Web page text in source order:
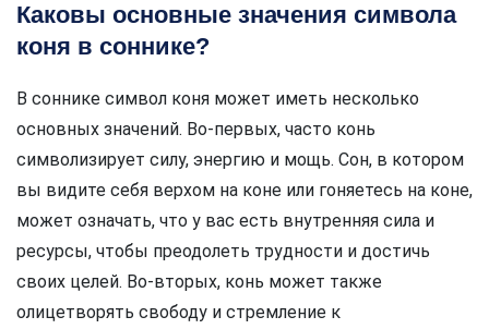
Каковы основные значения символа
коня в соннике?
В соннике символ коня может иметь несколько
основных значений. Во-первых, часто конь
символизирует силу, энергию и мощь. Сон, в котором
вы видите себя верхом на коне или гоняетесь на коне,
может означать, что у вас есть внутренняя сила и
ресурсы, чтобы преодолеть трудности и достичь
своих целей. Во-вторых, конь может также
олицетворять свободу и стремление к